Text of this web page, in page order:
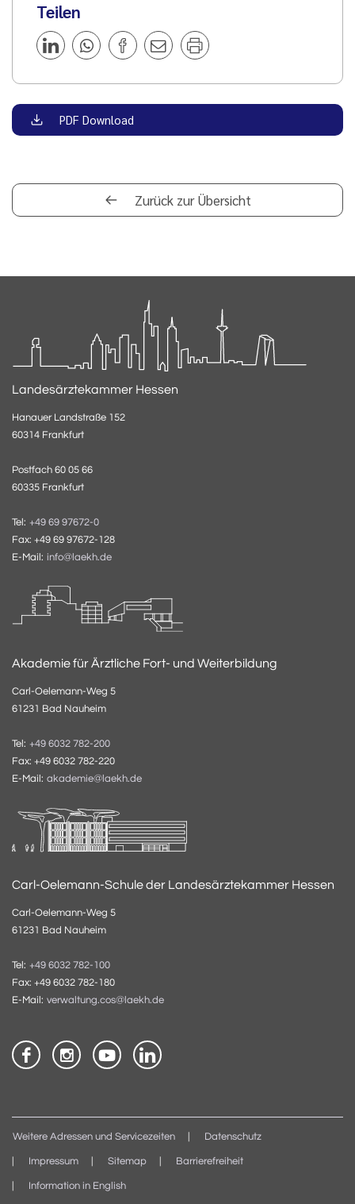
Teilen
PDF Download
Zurück zur Übersicht
Landesärztekammer Hessen
Hanauer Landstraße 152
60314 Frankfurt
Postfach 60 05 66
60335 Frankfurt
Tel: +49 69 97672-0
Fax: +49 69 97672-128
E-Mail: info@laekh.de
Akademie für Ärztliche Fort- und Weiterbildung
Carl-Oelemann-Weg 5
61231 Bad Nauheim
Tel: +49 6032 782-200
Fax: +49 6032 782-220
E-Mail: akademie@laekh.de
Carl-Oelemann-Schule der Landesärztekammer Hessen
Carl-Oelemann-Weg 5
61231 Bad Nauheim
Tel: +49 6032 782-100
Fax: +49 6032 782-180
E-Mail: verwaltung.cos@laekh.de
Weitere Adressen und Servicezeiten Datenschutz
Impressum Sitemap Barrierefreiheit
Information in English